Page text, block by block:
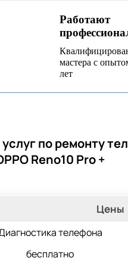
Работают
мастера с
лет
по ремонту
Reno10 Pro +
Цены
телефона
бесплатно